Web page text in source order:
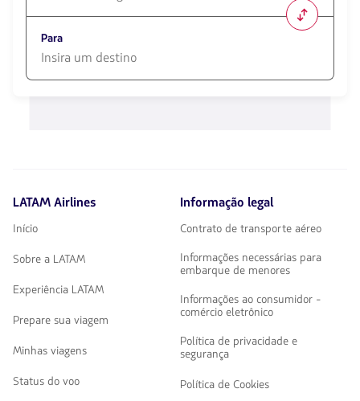
opciones
disponibles.
Usa
las
Para
para
LATAM Airlines
Início
Sobre a LATAM
Experiência LATAM
Prepare sua viagem
Minhas viagens
Status do voo
Informação legal
Contrato de transporte aéreo
Informações necessárias para
embarque de menores
Informações ao consumidor -
comércio eletrônico
Política de privacidade e
segurança
Política de Cookies